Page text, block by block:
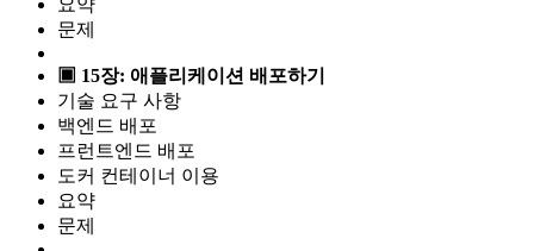
문제
▣ 15장: 애플리케이션 배포하기
기술 요구 사항
백엔드 배포
프런트엔드 배포
도커 컨테이너 이용
요약
문제